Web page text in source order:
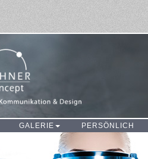
GALERIE PERSÖNLICH